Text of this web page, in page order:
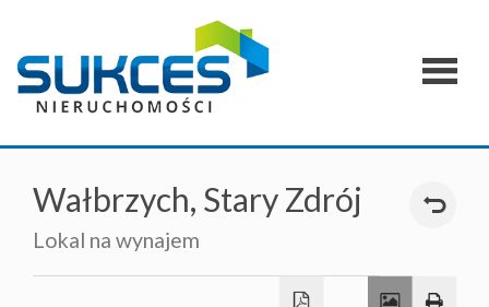
Oferty
Wałbrzych, Stary Zdrój
Lokal na wynajem